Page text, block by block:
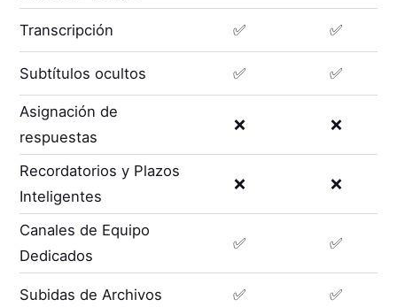
Transcripción ✅ ✅
Subtítulos ocultos ✅ ✅
Asignación de
respuestas
❌ ❌
Recordatorios y Plazos
Inteligentes
❌ ❌
Canales de Equipo
Dedicados
✅ ✅
Subidas de Archivos ✅ ✅